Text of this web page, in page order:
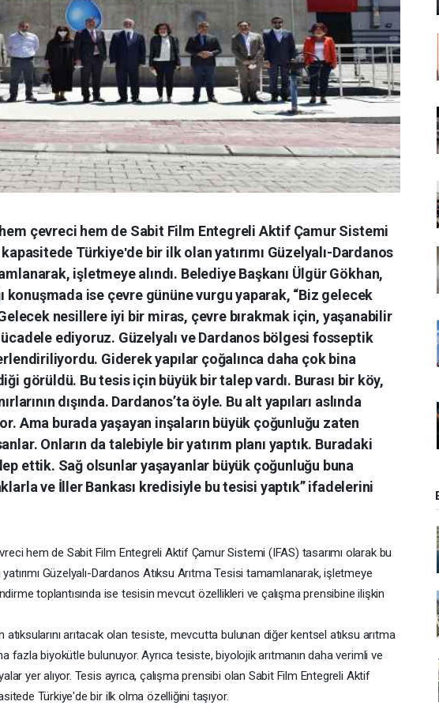
çevreci hem de Sabit Film Entegreli Aktif Çamur Sistemi
Türkiyeʹde bir ilk olan yatırımı Güzelyalı-Dardanos
işletmeye alındı. Belediye Başkanı Ülgür Gökhan,
konuşmada ise çevre gününe vurgu yaparak, “Biz gelecek
nesillere iyi bir miras, çevre bırakmak için, yaşanabilir
ediyoruz. Güzelyalı ve Dardanos bölgesi fosseptik
Giderek yapılar çoğalınca daha çok bina
görüldü. Bu tesis için büyük bir talep vardı. Burası bir köy,
dışında. Dardanos’ta öyle. Bu alt yapıları aslında
Ama burada yaşayan inşaların büyük çoğunluğu zaten
Onların da talebiyle bir yatırım planı yaptık. Buradaki
ettik. Sağ olsunlar yaşayanlar büyük çoğunluğu buna
ve İller Bankası kredisiyle bu tesisi yaptık” ifadelerini
hem de Sabit Film Entegreli Aktif Çamur Sistemi (IFAS) tasarımı olarak bu
Güzelyalı-Dardanos Atıksu Arıtma Tesisi tamamlanarak, işletmeye
toplantısında ise tesisin mevcut özellikleri ve çalışma prensibine ilişkin
atıksularını arıtacak olan tesiste, mevcutta bulunan diğer kentsel atıksu arıtma
fazla biyokütle bulunuyor. Ayrıca tesiste, biyolojik arıtmanın daha verimli ve
yer alıyor. Tesis ayrıca, çalışma prensibi olan Sabit Film Entegreli Aktif
Türkiye'de bir ilk olma özelliğini taşıyor.